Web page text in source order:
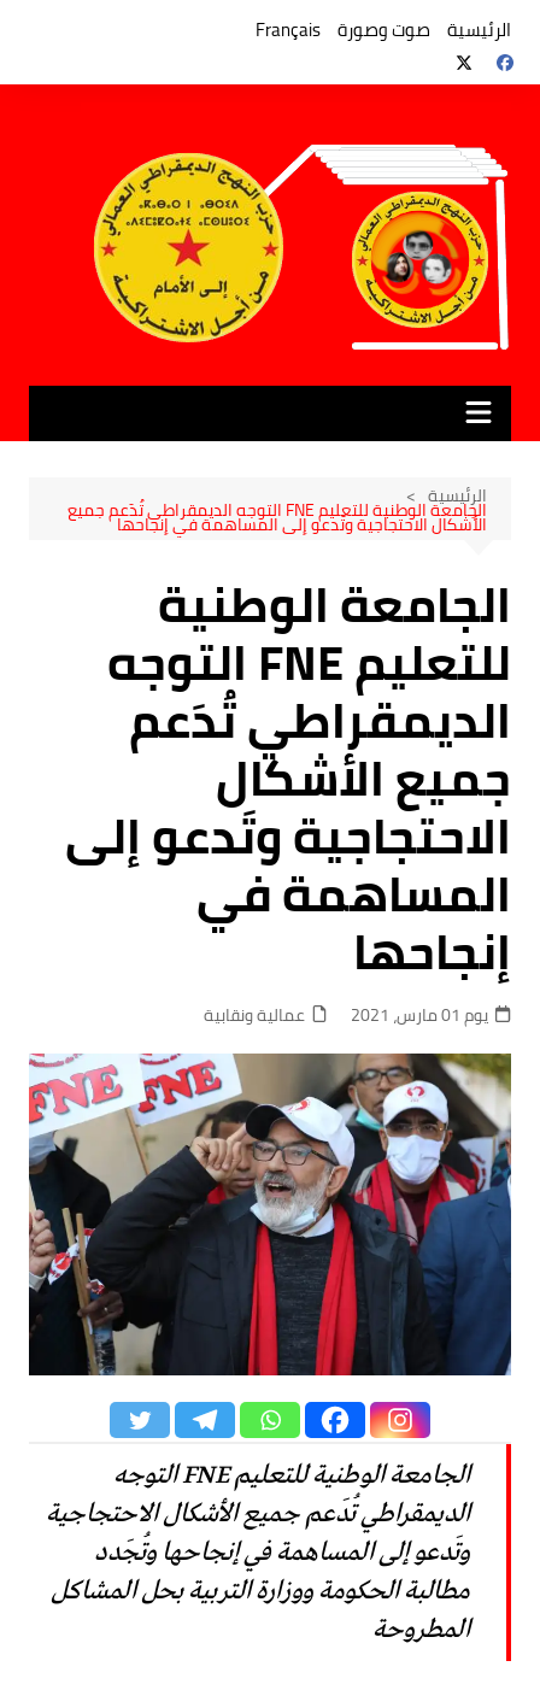
المحتوى
الرئيسية صوت وصورة Français
الرئيسية الجامعة الوطنية للتعليم FNE التوجه الديمقراطي تُدَعم جميع
الأشكال الاحتجاجية وتَدعو إلى المساهمة في إنجاحها
الجامعة الوطنية
للتعليم FNE التوجه
الديمقراطي تُدَعم
جميع الأشكال
الاحتجاجية وتَدعو إلى
المساهمة في
إنجاحها
يوم 01 مارس، 2021 عمالية ونقابية
الجامعة الوطنية للتعليم FNE التوجه
الديمقراطي تُدَعم جميع الأشكال الاحتجاجية
وتَدعو إلى المساهمة في إنجاحها وتُجَدد
مطالبة الحكومة ووزارة التربية بحل المشاكل
المطروحة